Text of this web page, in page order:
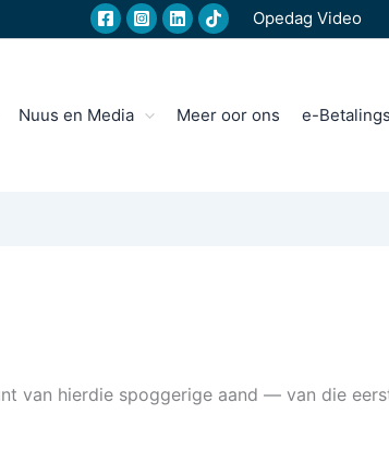
Opedag Video
Nuus en Media Meer oor ons e-Betalings
van hierdie spoggerige aand — van die